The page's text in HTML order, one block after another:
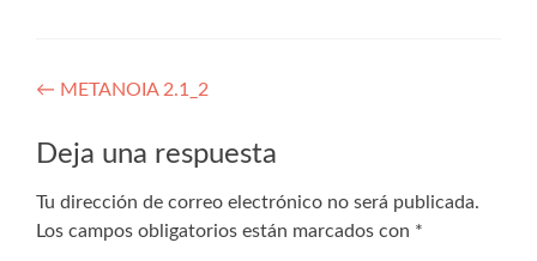
← METANOIA 2.1_2
Deja una respuesta
Tu dirección de correo electrónico no será publicada.
Los campos obligatorios están marcados con *